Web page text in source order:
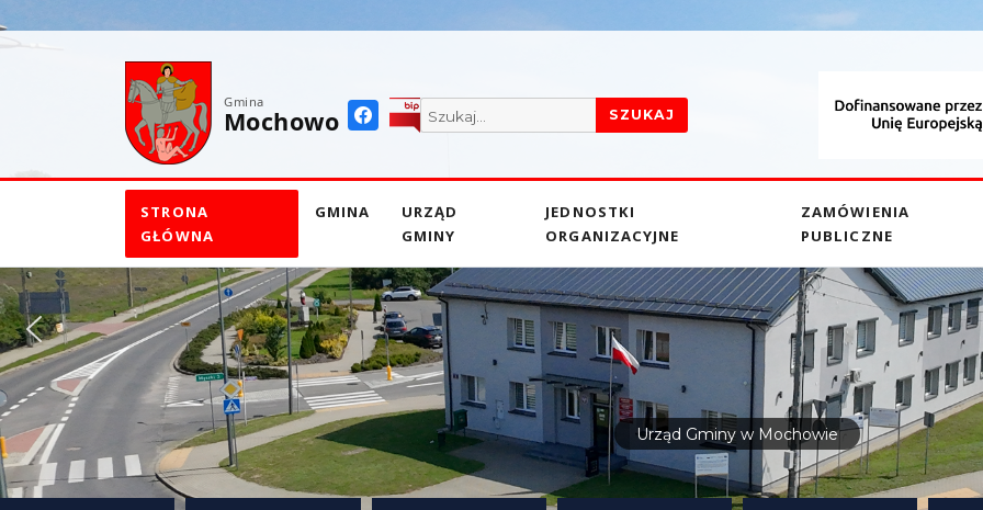
treści
Urząd Gminy w Mochowie
Gmina
Mochowo SZUKAJ
STRONA
GŁÓWNA
GMINA
URZĄD
GMINY
JEDNOSTKI
ORGANIZACYJNE
ZAMÓWIENIA
PUBLICZNE